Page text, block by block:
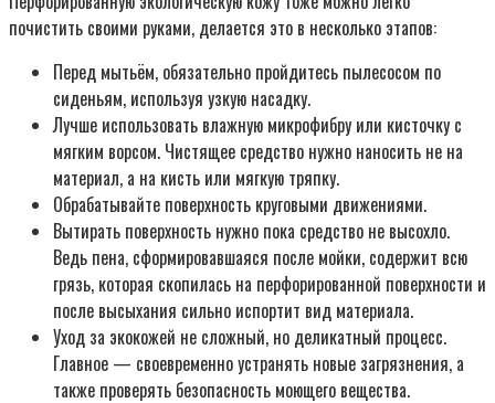
почистить своими руками, делается это в несколько этапов:
Перед мытьём, обязательно пройдитесь пылесосом по
сиденьям, используя узкую насадку.
Лучше использовать влажную микрофибру или кисточку с
мягким ворсом. Чистящее средство нужно наносить не на
материал, а на кисть или мягкую тряпку.
Обрабатывайте поверхность круговыми движениями.
Вытирать поверхность нужно пока средство не высохло.
Ведь пена, сформировавшаяся после мойки, содержит всю
грязь, которая скопилась на перфорированной поверхности и
после высыхания сильно испортит вид материала.
Уход за экокожей не сложный, но деликатный процесс.
Главное — своевременно устранять новые загрязнения, а
также проверять безопасность моющего вещества.